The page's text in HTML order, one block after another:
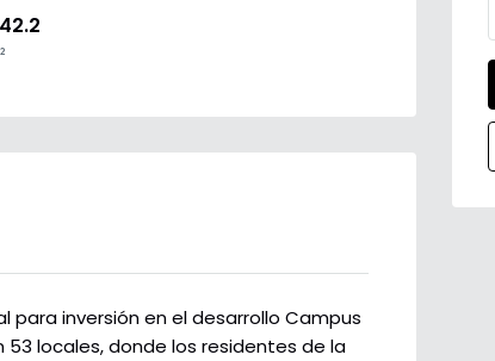
42.2
para inversión en el desarrollo Campus
53 locales, donde los residentes de la